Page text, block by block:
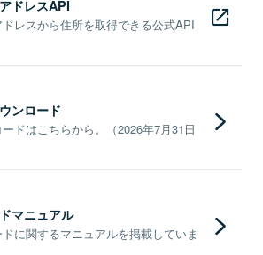
ドレスAPI
レスから住所を取得できる公式API
ンロード
ドはこちらから。（2026年7月31日
マニュアル
に関するマニュアルを掲載していま